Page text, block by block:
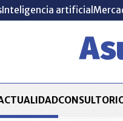
Inteligencia artificial